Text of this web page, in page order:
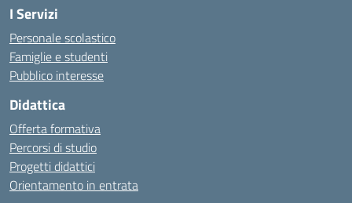
I Servizi
Personale scolastico
Famiglie e studenti
Pubblico interesse
Didattica
Offerta formativa
Percorsi di studio
Progetti didattici
Orientamento in entrata